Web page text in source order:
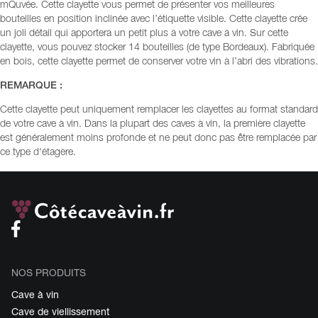
mQuvée. Cette clayette vous permet de présenter vos meilleures
bouteilles en position inclinée avec l’étiquette visible. Cette clayette crée
un joli détail qui apportera un petit plus à votre cave à vin. Sur cette
clayette, vous pouvez stocker 14 bouteilles (de type Bordeaux). Fabriquée
en bois, cette clayette permet de conserver votre vin à l’abri des vibrations.
REMARQUE :
Cette clayette peut uniquement remplacer les clayettes au format standard
de votre cave à vin. Dans la plupart des caves à vin, la première clayette
est généralement moins profonde et ne peut donc pas être remplacée par
ce type d'étagère.
NOS PRODUITS
Cave à vin
Cave de viellissement